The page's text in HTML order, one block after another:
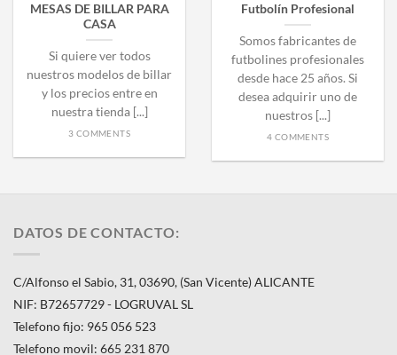
MESAS DE BILLAR PARA
CASA
Si quiere ver todos
nuestros modelos de billar
y los precios entre en
nuestra tienda [...]
3 COMMENTS
Futbolín Profesional
Somos fabricantes de
futbolines profesionales
desde hace 25 años. Si
desea adquirir uno de
nuestros [...]
4 COMMENTS
DATOS DE CONTACTO:
C/Alfonso el Sabio, 31, 03690, (San Vicente) ALICANTE
NIF: B72657729 - LOGRUVAL SL
Telefono fijo: 965 056 523
Telefono movil: 665 231 870